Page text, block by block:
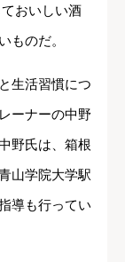
おいしい酒
ものだ。
生活習慣につ
ーナーの中野
野氏は、箱根
山学院大学駅
導も行ってい